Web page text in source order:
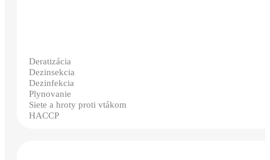
Deratizácia
Dezinsekcia
Dezinfekcia
Plynovanie
Siete a hroty proti vtákom
HACCP